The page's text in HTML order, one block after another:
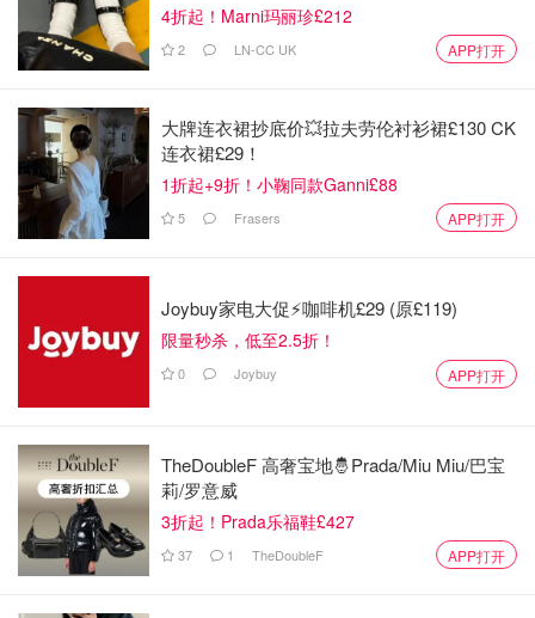
4折起！Marni玛丽珍£212
2 LN-CC UK APP打开
大牌连衣裙抄底价💥拉夫劳伦衬衫裙£130 CK
连衣裙£29！
1折起+9折！小鞠同款Ganni£88
5 Frasers APP打开
Joybuy家电大促⚡咖啡机£29 (原£119)
限量秒杀，低至2.5折！
0 Joybuy APP打开
TheDoubleF 高奢宝地🤴Prada/Miu Miu/巴宝
莉/罗意威
3折起！Prada乐福鞋£427
37 1 TheDoubleF APP打开